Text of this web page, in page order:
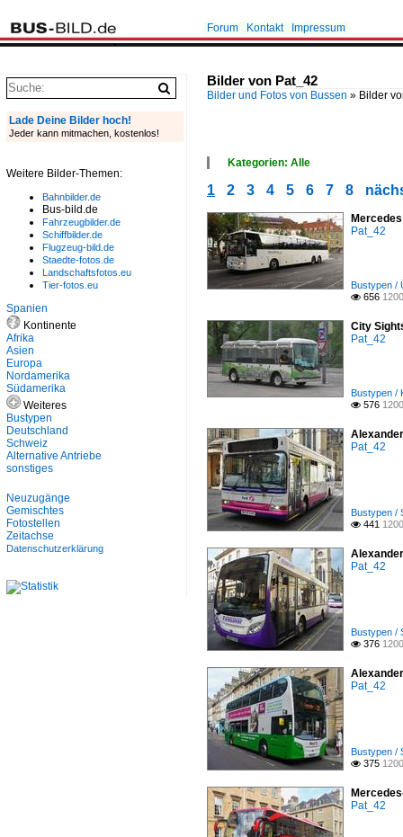
Forum Kontakt Impressum
Bilder von Pat_42
Bilder und Fotos von Bussen » Bilder
Kategorien: Alle
Alle Kategorien
Asien
Bustypen
Deutschland
Europa
Schweiz
sonstiges
1 2 3 4 5 6 7 8
Pat_42
Bustypen /
 656
City
Pat_42
Bustypen /
 576
Pat_42
Bustypen /
 441
Pat_42
Bustypen /
 376
Pat_42
Bustypen /
 375
Pat_42
Lade Deine Bilder hoch!
Jeder kann mitmachen, kostenlos!
Weitere Bilder-Themen:
Bahnbilder.de
Bus-bild.de
Fahrzeugbilder.de
Schiffbilder.de
Flugzeug-bild.de
Staedte-fotos.de
Landschaftsfotos.eu
Tier-fotos.eu
Spanien
Kontinente
Afrika
Asien
Europa
Nordamerika
Südamerika
Weiteres
Bustypen
Deutschland
Schweiz
Alternative Antriebe
sonstiges
Neuzugänge
Gemischtes
Fotostellen
Zeitachse
Datenschutzerklärung